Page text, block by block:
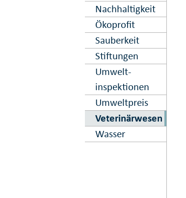
Nachhaltig­keit
Ökoprofit
Sauberkeit
Stiftungen
Umwelt­
inspektionen
Umweltpreis
Veterinär­wesen
Wasser